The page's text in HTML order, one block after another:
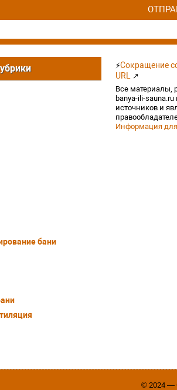
бани
⚡Сокращение
URL
↗
Все материалы,
banya-ili-
источников и
Информация
© 2024 —